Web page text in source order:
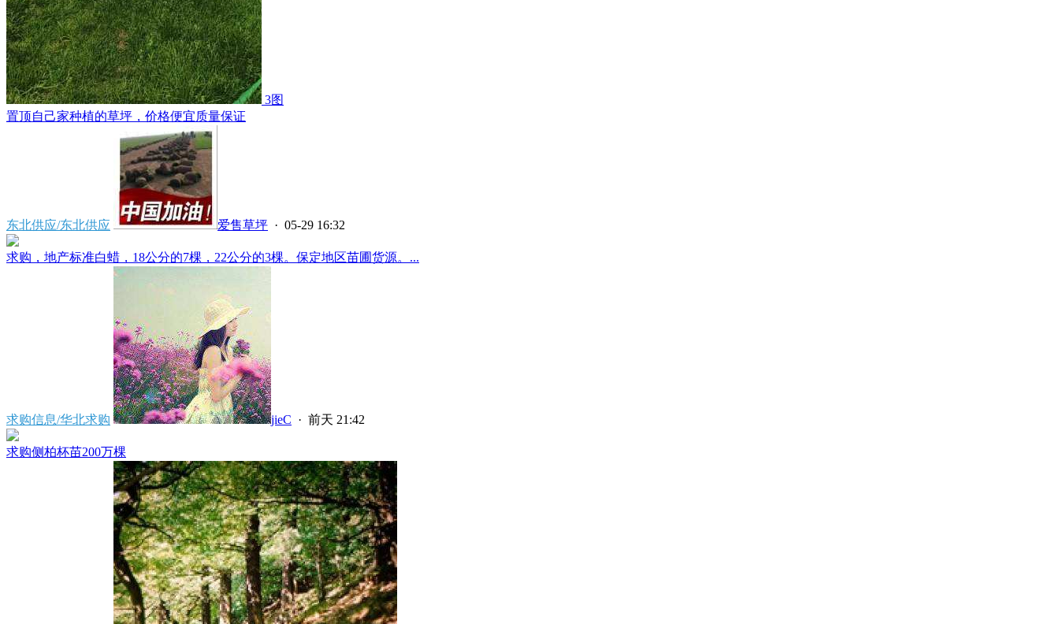
3图
置顶自己家种植的草坪，价格便宜质量保证
东北供应/东北供应 爱售草坪 · 05-29 16:32
求购，地产标准白蜡，18公分的7棵，22公分的3棵。保定地区苗圃货源。...
求购信息/华北求购 jieC · 前天 21:42
求购侧柏杯苗200万棵